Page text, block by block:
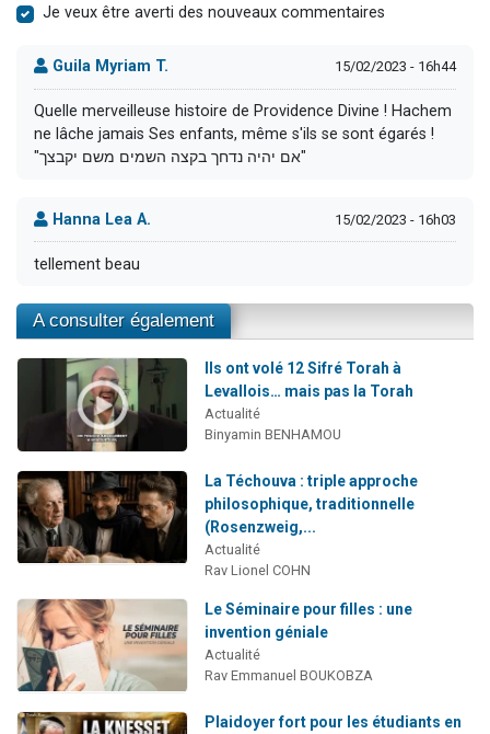
Je veux être averti des nouveaux commentaires
Guila Myriam T. 15/02/2023 - 16h44
Quelle merveilleuse histoire de Providence Divine ! Hachem
ne lâche jamais Ses enfants, même s'ils se sont égarés !
"אם יהיה נדחך בקצה השמים משם יקבצך"
Hanna Lea A. 15/02/2023 - 16h03
tellement beau
A consulter également
Ils ont volé 12 Sifré Torah à
Levallois… mais pas la Torah
Actualité
Binyamin BENHAMOU
La Téchouva : triple approche
philosophique, traditionnelle
(Rosenzweig,...
Actualité
Rav Lionel COHN
Le Séminaire pour filles : une
invention géniale
Actualité
Rav Emmanuel BOUKOBZA
Plaidoyer fort pour les étudiants en